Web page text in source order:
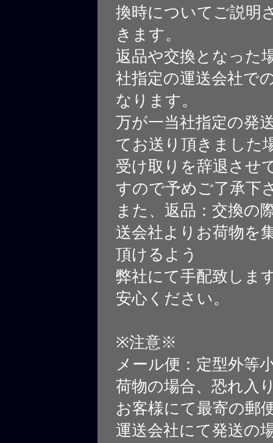
換時についてご説明
きます。
返品や交換となった
社指定の運送会社で
なります。
万が一当社指定の発
てお送り頂きました
受け取りを辞退させ
すので予めご了承下
また、返品：交換の
送会社よりお荷物を
頂けるよう
弊社にて手配致しま
安心ください。
※注意※
メール便：定型外等
荷物の場合、恐れ入
お客様にて最寄の郵
運送会社にて発送の